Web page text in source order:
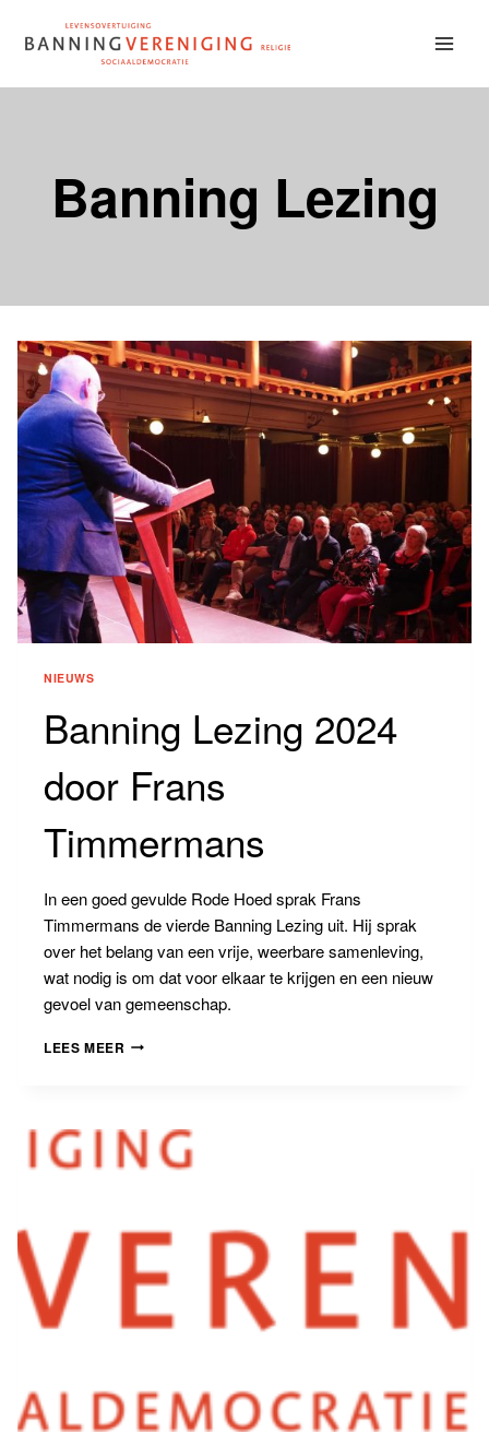
naar
Banning Lezing
NIEUWS
Banning Lezing 2024
door Frans
Timmermans
In een goed gevulde Rode Hoed sprak Frans
Timmermans de vierde Banning Lezing uit. Hij sprak
over het belang van een vrije, weerbare samenleving,
wat nodig is om dat voor elkaar te krijgen en een nieuw
gevoel van gemeenschap.
LEES MEER BANNING
FRANS
TIMMERMANS